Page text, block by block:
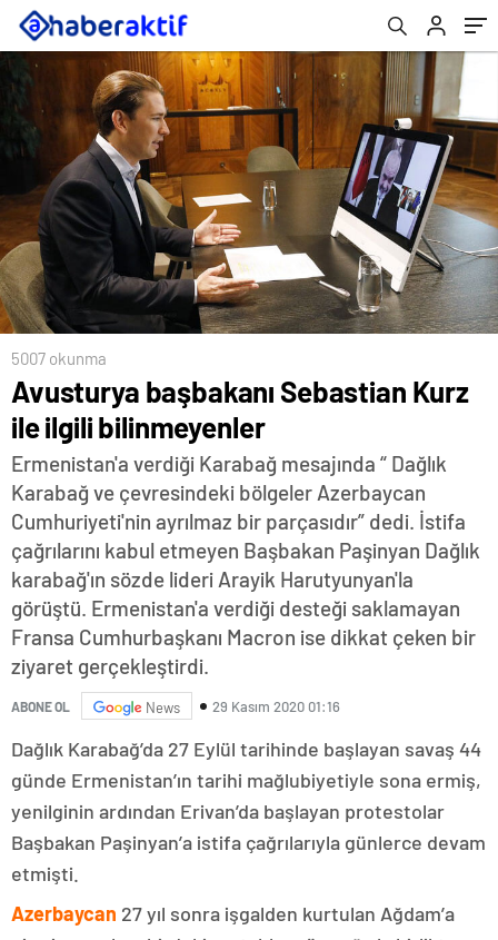
5007 okunma
Avusturya başbakanı Sebastian Kurz
ile ilgili bilinmeyenler
Ermenistan'a verdiği Karabağ mesajında “ Dağlık
Karabağ ve çevresindeki bölgeler Azerbaycan
Cumhuriyeti'nin ayrılmaz bir parçasıdır” dedi. İstifa
çağrılarını kabul etmeyen Başbakan Paşinyan Dağlık
karabağ'ın sözde lideri Arayik Harutyunyan'la
görüştü. Ermenistan'a verdiği desteği saklamayan
Fransa Cumhurbaşkanı Macron ise dikkat çeken bir
ziyaret gerçekleştirdi.
ABONE OL News 29 Kasım 2020 01:16
Dağlık Karabağ’da 27 Eylül tarihinde başlayan savaş 44
günde Ermenistan’ın tarihi mağlubiyetiyle sona ermiş,
yenilginin ardından Erivan’da başlayan protestolar
Başbakan Paşinyan’a istifa çağrılarıyla günlerce devam
etmişti.
Azerbaycan 27 yıl sonra işgalden kurtulan Ağdam’a